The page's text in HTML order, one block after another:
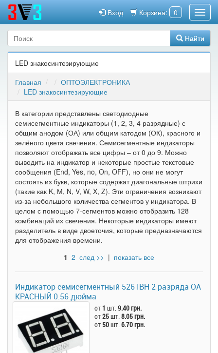
Корзина: 0
Вход
Найти
LED знакосинтезирующие
Главная
ОПТОЭЛЕКТРОНИКА
LED знакосинтезирующие
В категории представлены светодиодные
семисегментные индикаторы (1, 2, 3, 4 разрядные) с
общим анодом (ОА) или общим катодом (ОК), красного и
зелёного цвета свечения. Семисегментные индикаторы
позволяют отображать все цифры – от 0 до 9. Можно
выводить на индикатор и некоторые простые текстовые
сообщения (End, Yes, no, On, OFF), но они не могут
состоять из букв, которые содержат диагональные штрихи
(такие как K, М, N, V, W, X, Z). Эти ограничения возникают
из-за небольшого количества сегментов у индикатора. В
целом с помощью 7-сегментов можно отобразить 128
комбинаций их свечения. Некоторые индикаторы имеют
разделитель в виде двоеточия, которые предназначаются
для отображения времени.
1 2 след >> | показать все
Индикатор семисегментный 5261BH 2 разряда ОА
КРАСНЫЙ 0.56 дюйма
от 1 шт.9.40 грн.
от25шт.8.05 грн.
от 50шт.6.70 грн.